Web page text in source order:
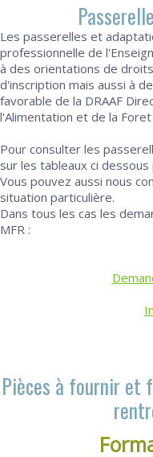
Les passerelles et
professionnelle de
à des orientations de
d'inscription mais aussi à
favorable de la DRAAF
l'Alimentation et de la
Pour consulter les
sur les tableaux ci
Vous pouvez aussi nous
situation particulière.
Dans tous les cas les
MFR :
Pièces à fournir et